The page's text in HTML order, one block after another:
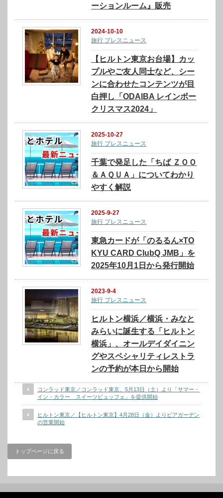
ーションルーム』販売
2024-10-10
旅行 プレスニュース
【ヒルトン東京お台場】カッ
プルやご友人同士など、シー
ンに合わせたコンテンツが目
白押し「ODAIBA レインボー
クリスマス2024」
2025-10-27
旅行 プレスニュース
千葉で発足した「ちば ＺＯＯ
＆ＡＱＵＡ」についてわかり
やすく解説
2025-9-27
旅行 プレスニュース
東急カードが「のるるん×TO
KYU CARD ClubQ JMB」を
2025年10月1日から発行開始
2023-9-4
旅行 プレスニュース
ヒルトン横浜／横浜・みなと
みらいに誕生する「ヒルトン
横浜」、オールデイダイニン
グやスペシャリティレストラ
ンの予約が本日から開始
コンラッド東京／コンラッド東京、5月13日（土）より「サマー・
イン・カラー スイーツビュッフェ」を提供開始
ヒルトン東京／【ヒルトン東京】4月28日（金）よりビアガーデン
の営業開始
トップページに戻る